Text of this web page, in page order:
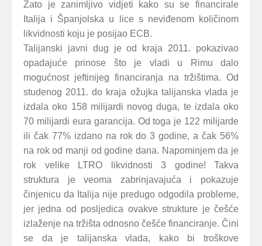
Zato je zanimljivo vidjeti kako su se financirale
Italija i Španjolska u lice s neviđenom količinom
likvidnosti koju je posijao ECB.
Talijanski javni dug je od kraja 2011. pokazivao
opadajuće prinose što je vladi u Rimu dalo
mogućnost jeftinijeg financiranja na tržištima. Od
studenog 2011. do kraja ožujka talijanska vlada je
izdala oko 158 milijardi novog duga, te izdala oko
70 milijardi eura garancija. Od toga je 122 milijarde
ili čak 77% izdano na rok do 3 godine, a čak 56%
na rok od manji od godine dana. Napominjem da je
rok velike LTRO likvidnosti 3 godine! Takva
struktura je veoma zabrinjavajuća i pokazuje
činjenicu da Italija nije predugo odgodila probleme,
jer jedna od posljedica ovakve strukture je češće
izlaženje na tržišta odnosno češće financiranje. Čini
se da je talijanska vlada, kako bi troškove